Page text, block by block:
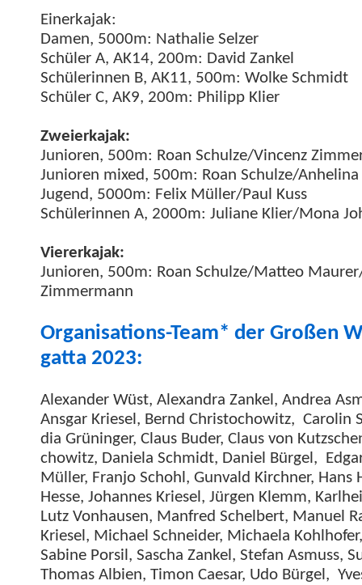
Ein­erka­jak:
Damen, 5000m: Nathalie Selz­er
Schüler A, AK14, 200m: David Zankel
Schü­lerin­nen B, AK11, 500m: Wolke Schmidt
Schüler C, AK9, 200m: Philipp Klier
Zweierka­jak:
Junioren, 500m: Roan Schulze/Vincenz
Junioren mixed, 500m: Roan Schulze/Anhelina
Jugend, 5000m: Felix Müller/Paul Kuss
Schü­lerin­nen A, 2000m: Juliane Klier/Mona
Vier­erka­jak:
Junioren, 500m: Roan Schulze/Matteo
Zimmermann
Organ­i­sa­tions-Team* der Großen
gat­ta 2023:
Alexan­der Wüst, Alexan­dra Zankel, Andrea
Ans­gar Kriesel, Bernd Chris­to­chowitz, Car­olin
dia Grüninger, Claus Bud­er, Claus von
chowitz, Daniela Schmidt, Daniel Bürgel,
Müller, Fran­jo Schohl, Gun­vald Kirch­n­er, Hans
Hesse, Johannes Kriesel, Jür­gen Klemm,
Lutz Von­hausen, Man­fred Schel­bert, Manuel
Kriesel, Michael Schnei­der, Michaela
Sabine Por­sil, Sascha Zankel, Ste­fan Asmuss,
Thomas Albi­en, Tim­on Cae­sar, Udo Bürgel,